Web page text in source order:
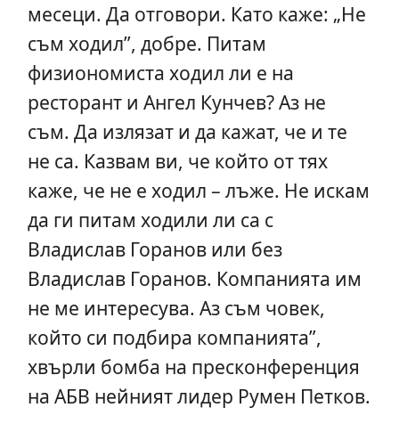
месеци. Да отговори. Като каже: „Не
съм ходил”, добре. Питам
физиономиста ходил ли е на
ресторант и Ангел Кунчев? Аз не
съм. Да излязат и да кажат, че и те
не са. Казвам ви, че който от тях
каже, че не е ходил – лъже. Не искам
да ги питам ходили ли са с
Владислав Горанов или без
Владислав Горанов. Компанията им
не ме интересува. Аз съм човек,
който си подбира компанията”,
хвърли бомба на пресконференция
на АБВ нейният лидер Румен Петков.